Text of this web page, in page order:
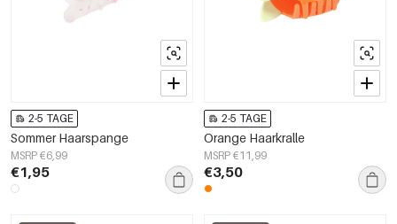
2-5 TAGE
Sommer Haarspange
MSRP €6,99
€1,95
2-5 TAGE
Orange Haarkralle
MSRP €11,99
€3,50